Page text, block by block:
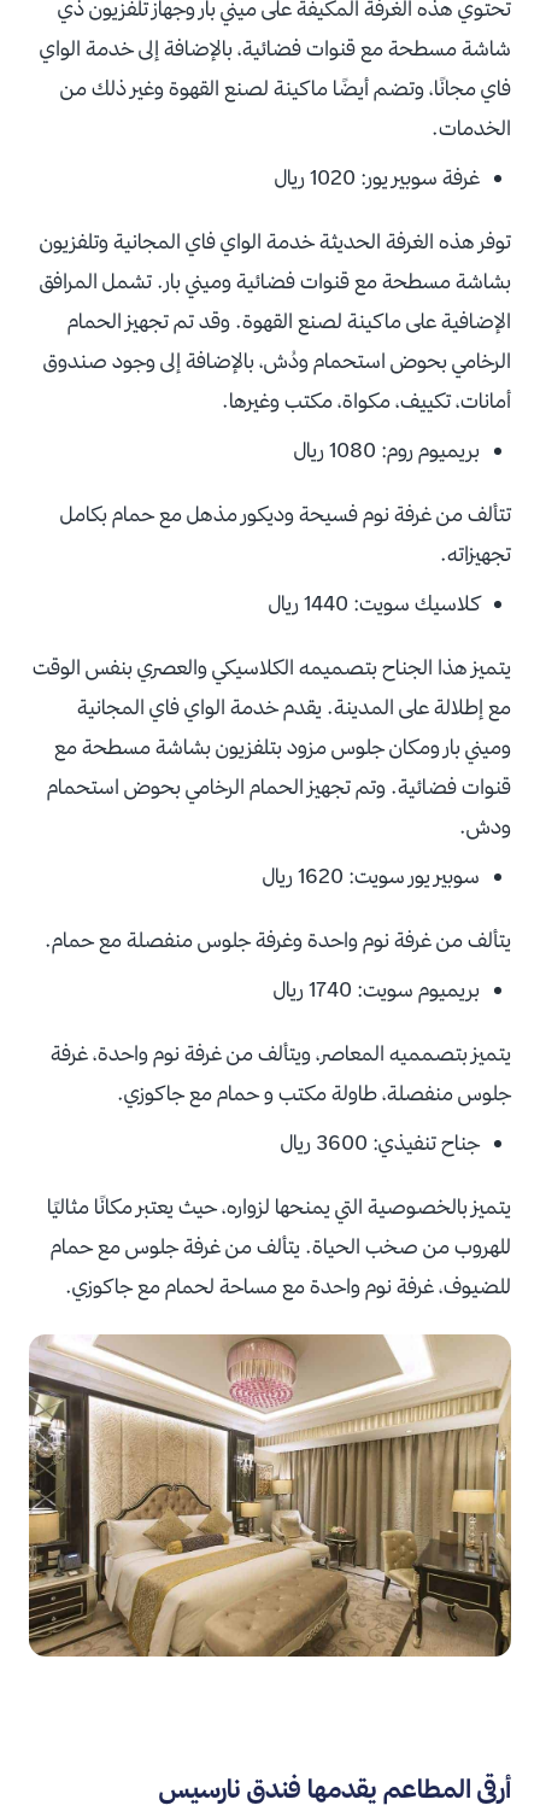
تحتوي هذه الغرفة المكيفة على ميني بار وجهاز تلفزيون ذي
شاشة مسطحة مع قنوات فضائية، بالإضافة إلى خدمة الواي
فاي مجانًا، وتضم أيضًا ماكينة لصنع القهوة وغير ذلك من
الخدمات.
غرفة سوبير يور: 1020 ريال
توفر هذه الغرفة الحديثة خدمة الواي فاي المجانية وتلفزيون
بشاشة مسطحة مع قنوات فضائية وميني بار. تشمل المرافق
الإضافية على ماكينة لصنع القهوة. وقد تم تجهيز الحمام
الرخامي بحوض استحمام ودُش، بالإضافة إلى وجود صندوق
أمانات، تكييف، مكواة، مكتب وغيرها.
بريميوم روم: 1080 ريال
تتألف من غرفة نوم فسيحة وديكور مذهل مع حمام بكامل
تجهيزاته.
كلاسيك سويت: 1440 ريال
يتميز هذا الجناح بتصميمه الكلاسيكي والعصري بنفس الوقت
مع إطلالة على المدينة. يقدم خدمة الواي فاي المجانية
وميني بار ومكان جلوس مزود بتلفزيون بشاشة مسطحة مع
قنوات فضائية. وتم تجهيز الحمام الرخامي بحوض استحمام
ودش.
سوبير يور سويت: 1620 ريال
يتألف من غرفة نوم واحدة وغرفة جلوس منفصلة مع حمام.
بريميوم سويت: 1740 ريال
يتميز بتصمميه المعاصر، ويتألف من غرفة نوم واحدة، غرفة
جلوس منفصلة، طاولة مكتب و حمام مع جاكوزي.
جناح تنفيذي: 3600 ريال
يتميز بالخصوصية التي يمنحها لزواره، حيث يعتبر مكانًا مثاليًا
للهروب من صخب الحياة. يتألف من غرفة جلوس مع حمام
للضيوف، غرفة نوم واحدة مع مساحة لحمام مع جاكوزي.
أرقى المطاعم يقدمها فندق نارسيس